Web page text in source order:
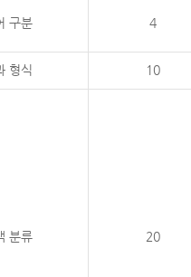
구분 4
형식 10
분류 20